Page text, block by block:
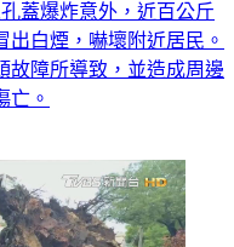
蓋爆炸意外，近百公斤
白煙，嚇壞附近居民。
故障所導致，並造成周邊
亡。